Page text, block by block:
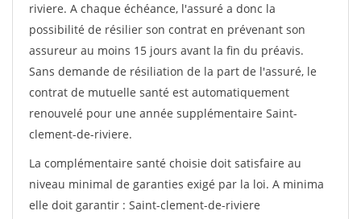
riviere. A chaque échéance, l'assuré a donc la
possibilité de résilier son contrat en prévenant son
assureur au moins 15 jours avant la fin du préavis.
Sans demande de résiliation de la part de l'assuré, le
contrat de mutuelle santé est automatiquement
renouvelé pour une année supplémentaire Saint-
clement-de-riviere.
La complémentaire santé choisie doit satisfaire au
niveau minimal de garanties exigé par la loi. A minima
elle doit garantir : Saint-clement-de-riviere